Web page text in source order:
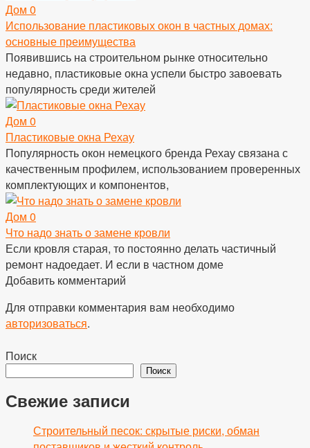
Дом 0
Использование пластиковых окон в частных домах:
основные преимущества
Появившись на строительном рынке относительно
недавно, пластиковые окна успели быстро завоевать
популярность среди жителей
Дом 0
Пластиковые окна Рехау
Популярность окон немецкого бренда Рехау связана с
качественным профилем, использованием проверенных
комплектующих и компонентов,
Дом 0
Что надо знать о замене кровли
Если кровля старая, то постоянно делать частичный
ремонт надоедает. И если в частном доме
Добавить комментарий
Для отправки комментария вам необходимо
авторизоваться.
Поиск
Поиск
Свежие записи
Строительный песок: скрытые риски, обман